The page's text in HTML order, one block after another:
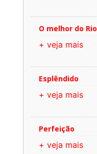
O melhor do Rio
+ veja mais
Esplêndido
+ veja mais
Perfeição
+ veja mais